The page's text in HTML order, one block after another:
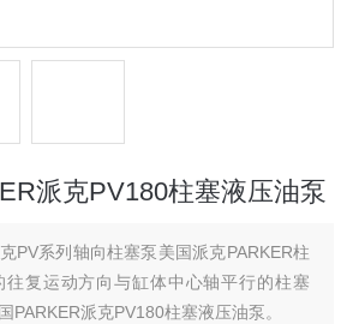
派克PV180柱塞液压油泵
PV系列轴向柱塞泵美国派克PARKER柱
往复运动方向与缸体中心轴平行的柱塞
PARKER派克PV180柱塞液压油泵。